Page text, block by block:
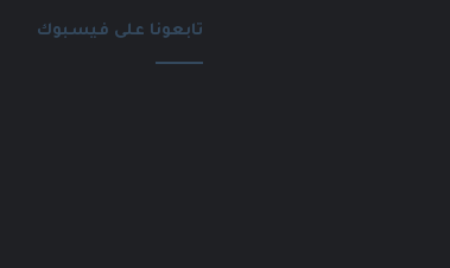
تابعونا على فيسبوك